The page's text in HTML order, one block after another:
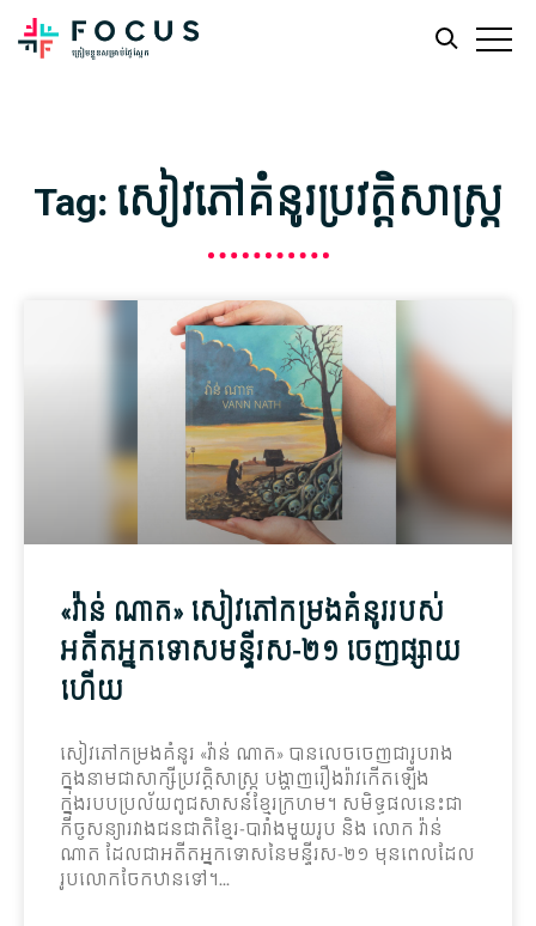
content
Tag: សៀវភៅគំនូរប្រវត្តិសាស្រ្ត
«វ៉ាន់ ណាត» សៀវភៅ​កម្រង​គំនូរ​របស់​
អតីត​អ្នក​ទោស​មន្ទី​រស-២១ ចេញផ្សាយ​
ហើយ
សៀវភៅកម្រងគំនូរ «វ៉ាន់ ណាត» បានលេចចេញជារូបរាង
ក្នុងនាមជាសាក្សីប្រវត្តិសាស្ត្រ បង្ហាញរឿងរ៉ាវកើតឡើង
ក្នុងរបបប្រល័យពូជសាសន៍ខ្មែរក្រហម។ សមិទ្ធផលនេះជា
កិច្ចសន្យារវាងជនជាតិខ្មែរ-បារាំងមួយរូប និង លោក វ៉ាន់
ណាត ដែលជាអតីតអ្នកទោសនៃមន្ទីរស-២១ មុនពេលដែល
រូបលោកចែកឋានទៅ។